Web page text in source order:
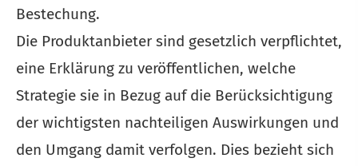
Bestechung.
Die Produktanbieter sind gesetzlich verpflichtet,
eine Erklärung zu veröffentlichen, welche
Strategie sie in Bezug auf die Berücksichtigung
der wichtigsten nachteiligen Auswirkungen und
den Umgang damit verfolgen. Dies bezieht sich